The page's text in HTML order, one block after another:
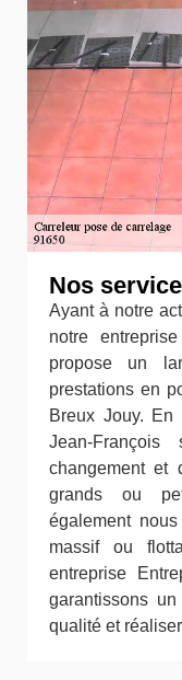
Nos
Ayant à notre
notre
propose un
prestations en
Breux Jouy. En
Jean-
changement et
grands ou
également
massif ou
entreprise
garantissons
qualité et